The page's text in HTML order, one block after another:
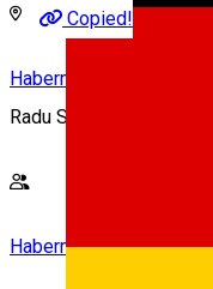
Copied!
Habermann Markt
Radu Stanca str., Sibiu,
Habermann Markt